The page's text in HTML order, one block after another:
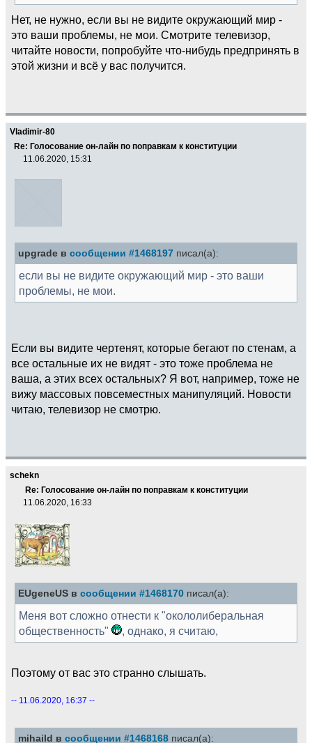
Нет, не нужно, если вы не видите окружающий мир -
это ваши проблемы, не мои. Смотрите телевизор,
читайте новости, попробуйте что-нибудь предпринять в
этой жизни и всё у вас получится.
Vladimir-80
Re: Голосование он-лайн по поправкам к конституции
11.06.2020, 15:31
upgrade в сообщении #1468197 писал(а):
если вы не видите окружающий мир - это ваши
проблемы, не мои.
Если вы видите чертенят, которые бегают по стенам, а
все остальные их не видят - это тоже проблема не
ваша, а этих всех остальных? Я вот, например, тоже не
вижу массовых повсеместных манипуляций. Новости
читаю, телевизор не смотрю.
schekn
Re: Голосование он-лайн по поправкам к конституции
11.06.2020, 16:33
EUgeneUS в сообщении #1468170 писал(а):
Меня вот сложно отнести к "окололиберальная
общественность"
, однако, я считаю,
Поэтому от вас это странно слышать.
-- 11.06.2020, 16:37 --
mihaild в сообщении #1468168 писал(а):